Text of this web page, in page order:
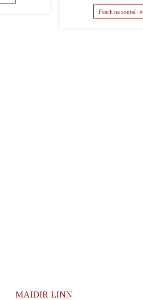
Féach na sonraí
MAIDIR LINN